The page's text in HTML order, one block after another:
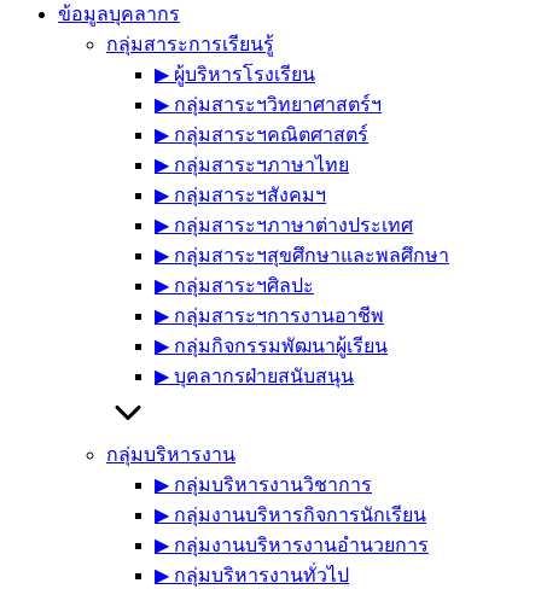
ข้อมูลบุคลากร
กลุ่มสาระการเรียนรู้
▶︎ ผู้บริหารโรงเรียน
▶︎ กลุ่มสาระฯวิทยาศาสตร์ฯ
▶︎ กลุ่มสาระฯคณิตศาสตร์
▶︎ กลุ่มสาระฯภาษาไทย
▶︎ กลุ่มสาระฯสังคมฯ
▶︎ กลุ่มสาระฯภาษาต่างประเทศ
▶︎ กลุ่มสาระฯสุขศึกษาและพลศึกษา
▶︎ กลุ่มสาระฯศิลปะ
▶︎ กลุ่มสาระฯการงานอาชีพ
▶︎ กลุ่มกิจกรรมพัฒนาผู้เรียน
▶︎ บุคลากรฝ่ายสนับสนุน
กลุ่มบริหารงาน
▶︎ กลุ่มบริหารงานวิชาการ
▶︎ กลุ่มงานบริหารกิจการนักเรียน
▶︎ กลุ่มงานบริหารงานอำนวยการ
▶︎ กลุ่มบริหารงานทั่วไป